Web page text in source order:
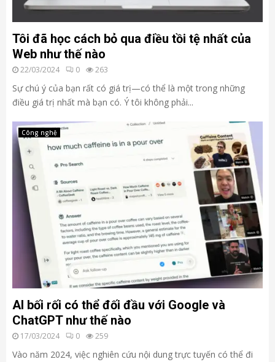
Tôi đã học cách bỏ qua điều tồi tệ nhất của
Web như thế nào
22/03/2024 0 263
Sự chú ý của bạn rất có giá trị—có thể là một trong những
điều giá trị nhất mà bạn có. Ý tôi không phải...
Công nghệ
AI bối rối có thể đối đầu với Google và
ChatGPT như thế nào
17/03/2024 0 259
Vào năm 2024, việc nghiên cứu nội dung trực tuyến có thể đi